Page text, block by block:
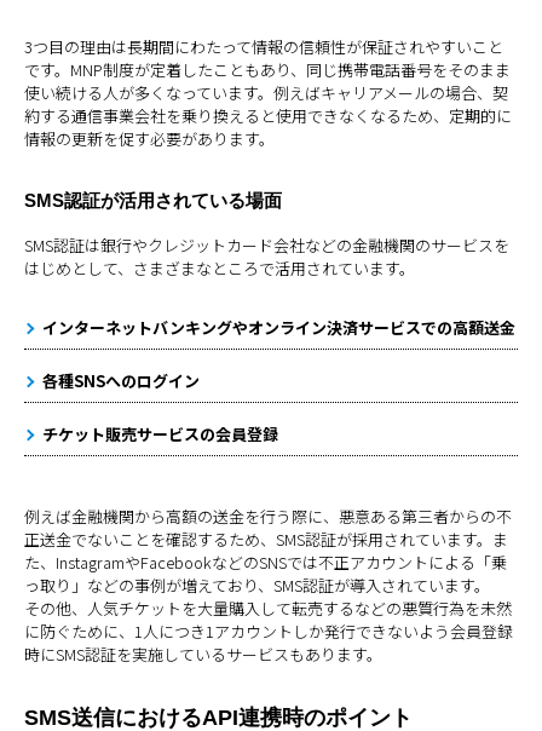
3つ目の理由は長期間にわたって情報の信頼性が保証されやすいこと
です。MNP制度が定着したこともあり、同じ携帯電話番号をそのまま
使い続ける人が多くなっています。例えばキャリアメールの場合、契
約する通信事業会社を乗り換えると使用できなくなるため、定期的に
情報の更新を促す必要があります。
SMS認証が活用されている場面
SMS認証は銀行やクレジットカード会社などの金融機関のサービスを
はじめとして、さまざまなところで活用されています。
インターネットバンキングやオンライン決済サービスでの高額送金
各種SNSへのログイン
チケット販売サービスの会員登録
例えば金融機関から高額の送金を行う際に、悪意ある第三者からの不
正送金でないことを確認するため、SMS認証が採用されています。ま
た、InstagramやFacebookなどのSNSでは不正アカウントによる「乗
っ取り」などの事例が増えており、SMS認証が導入されています。
その他、人気チケットを大量購入して転売するなどの悪質行為を未然
に防ぐために、1人につき1アカウントしか発行できないよう会員登録
時にSMS認証を実施しているサービスもあります。
SMS送信におけるAPI連携時のポイント